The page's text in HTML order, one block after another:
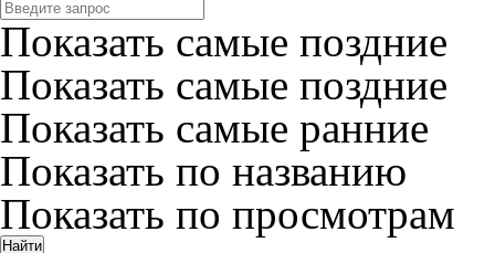
Показать самые поздние
Показать самые поздние
Показать самые ранние
Показать по названию
Показать по просмотрам